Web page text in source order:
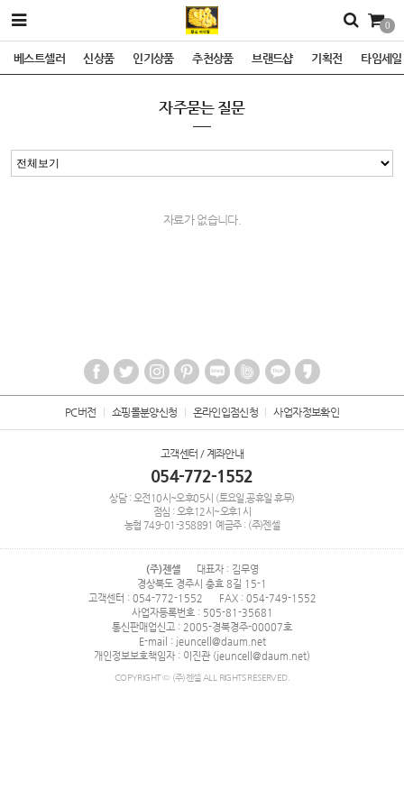
0
베스트셀러 신상품 인기상품 추천상품 브랜드샵 기획전 타임세일
자주묻는 질문
자료가 없습니다.
PC버전 쇼핑몰분양신청 온라인입점신청 사업자정보확인
고객센터 / 계좌안내
054-772-1552
상담 : 오전10시~오후05시 (토요일,공휴일 휴무)
점심 : 오후12시~오후1시
농협 749-01-358891 예금주 : (주)젠셀
(주)젠셀
대표자 : 김무영
경상북도 경주시 충효 8길 15-1
고객센터 : 054-772-1552
FAX : 054-749-1552
사업자등록번호 : 505-81-35681
통신판매업신고 : 2005-경북경주-00007호
E-mail : jeuncell@daum.net
개인정보보호책임자 : 이진관 (jeuncell@daum.net)
COPYRIGHT © (주)젠셀 ALL RIGHTS RESERVED.